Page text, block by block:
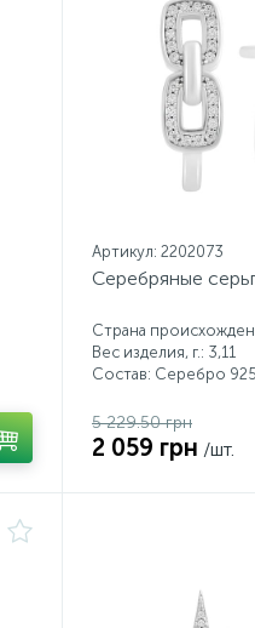
Артикул: 2202073
Серебряные
Страна
Вес изделия, г.: 3,11
Состав: Серебро 925
5 229.50 грн
2 059 грн /шт.